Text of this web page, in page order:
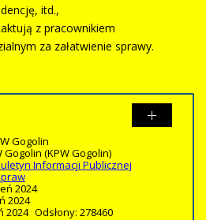
itd.,
z pracownikiem
za załatwienie sprawy.
Gogolin
Gogolin (KPW Gogolin)
Informacji Publicznej
2024
2024
2024 Odsłony: 278460